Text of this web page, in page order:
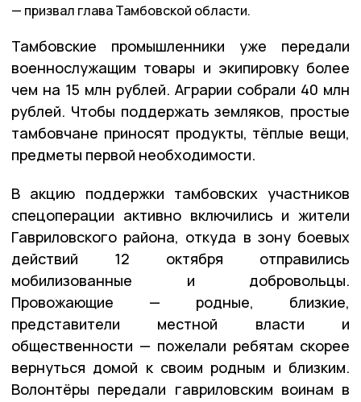
призвал глава Тамбовской области.
Тамбовские промышленники уже передали
военнослужащим товары и экипировку более
чем на 15 млн рублей. Аграрии собрали 40 млн
рублей. Чтобы поддержать земляков, простые
тамбовчане приносят продукты, тёплые вещи,
предметы первой необходимости.
В акцию поддержки тамбовских участников
спецоперации активно включились и жители
Гавриловского района, откуда в зону боевых
действий 12 октября отправились
мобилизованные и добровольцы.
Провожающие — родные, близкие,
представители местной власти и
общественности — пожелали ребятам скорее
вернуться домой к своим родным и близким.
Волонтёры передали гавриловским воинам в